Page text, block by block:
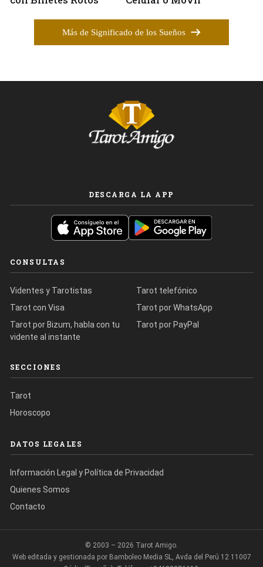
Más de Significado de los Sueños
DESCARGA LA APP
CONSULTAS
Videntes y Tarotistas
Tarot con Visa
Tarot por Bizum, habla con tu
vidente al instante
Tarot telefónico
Tarot por WhatsApp
Tarot por PayPal
SECCIONES
Tarot
Horoscopo
DATOS LEGALES
Información Legal y Política de Privacidad
Quienes Somos
Contacto
© 2003 – 2026 Tarot Amigo.
Web editada y gestionada por Bamboleo Media SL, Avda del Perú 12 11007